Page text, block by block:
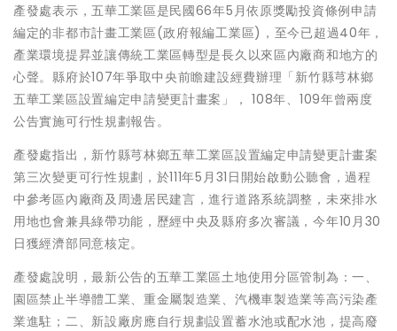
產發處表示，五華工業區是民國66年5月依原獎勵投資條例申請
編定的非都市計畫工業區(政府報編工業區)，至今已超過40年，
產業環境提昇並讓傳統工業區轉型是長久以來區內廠商和地方的
心聲。縣府於107年爭取中央前瞻建設經費辦理「新竹縣芎林鄉
五華工業區設置編定申請變更計畫案」， 108年、109年曾兩度
公告實施可行性規劃報告。
產發處指出，新竹縣芎林鄉五華工業區設置編定申請變更計畫案
第三次變更可行性規劃，於111年5月31日開始啟動公聽會，過程
中參考區內廠商及周邊居民建言，進行道路系統調整，未來排水
用地也會兼具綠帶功能，歷經中央及縣府多次審議，今年10月30
日獲經濟部同意核定。
產發處說明，最新公告的五華工業區土地使用分區管制為：一、
園區禁止半導體工業、重金屬製造業、汽機車製造業等高污染產
業進駐；二、新設廠房應自行規劃設置蓄水池或配水池，提高廢